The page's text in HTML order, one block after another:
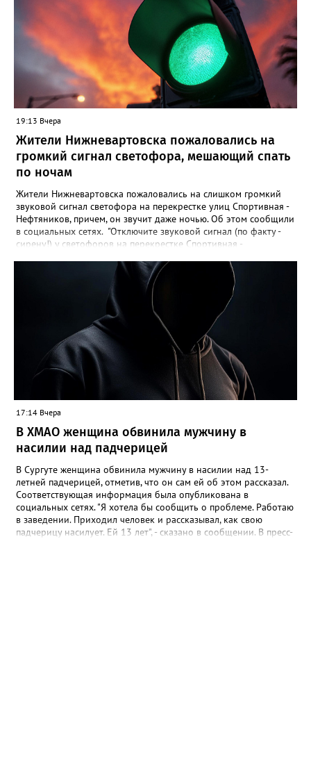
Молодежное заметили двух пьяных мужчин, которые
домогались до несовершеннолетних девочек.
19:13 Вчера
Жители Нижневартовска пожаловались на
громкий сигнал светофора, мешающий спать
по ночам
Жители Нижневартовска пожаловались на слишком громкий
звуковой сигнал светофора на перекрестке улиц Спортивная -
Нефтяников, причем, он звучит даже ночью. Об этом сообщили
в социальных сетях. "Отключите звуковой сигнал (по факту -
сирену!) у светофоров на перекрестке Спортивная -
врубается на ночь! Он мешает спать жителям всех
близлежащих домов! Мало нам по ночам шума от питбайкеров
и авто, чтобы еще из-за вашей свистелки страдать", - сказано в
сообщении. В МБУ "Управление по дорожному хозяйству и
благоустройству" Нижневартовска корреспонденту
Gorod3466.ru сообщили, что звуковые оповещатели на
светофорных объектах оборудованы в соответствии с ГОСТ,
при согласовании с обществом слепых. "Их наличие строго
контролируется прокуратурой. В ночное время они не
работают. Корректировка громкости проводится по мере
возможности", - подчеркнули в учреждении.
17:14 Вчера
В ХМАО женщина обвинила мужчину в
насилии над падчерицей
В Сургуте женщина обвинила мужчину в насилии над 13-
летней падчерицей, отметив, что он сам ей об этом рассказал.
Соответствующая информация была опубликована в
социальных сетях. "Я хотела бы сообщить о проблеме. Работаю
в заведении. Приходил человек и рассказывал, как свою
падчерицу насилует. Ей 13 лет", - сказано в сообщении. В пресс-